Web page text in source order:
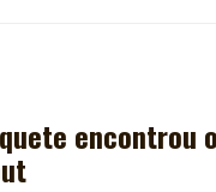
encontrou